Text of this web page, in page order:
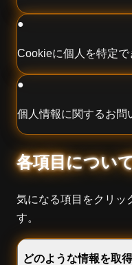
●
Cookieに個人を特定
●
個人情報に関するお問
各項目につい
気になる項目をクリッ
す。
どのような情報を取